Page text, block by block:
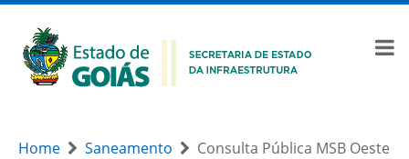
Home Saneamento
Consulta Pública MSB Oeste